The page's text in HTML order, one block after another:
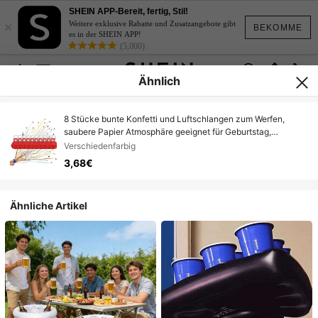
BEKOMME
×
SHEIN APP-Bereit, fertig, Stil!
Weitere exklusive Rabatte und Zusatzangebote gibt
es in der SHEIN APP!
(5,000)
Ähnlich
8 Stücke bunte Konfetti und Luftschlangen zum Werfen,
saubere Papier Atmosphäre geeignet für Geburtstag,
Hochzeit, Abschlussfeier, Geschenk, interaktive Aufführung
(Farbe: 30, Größe: zufällige Mehrfarbig)
Verschiedenfarbig
3,68€
Ähnliche Artikel